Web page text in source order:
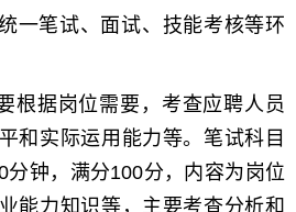
一笔试、面试、技能考核等环
根据岗位需要，考查应聘人员
和实际运用能力等。笔试科目
分钟，满分100分，内容为岗位
能力知识等，主要考查分析和